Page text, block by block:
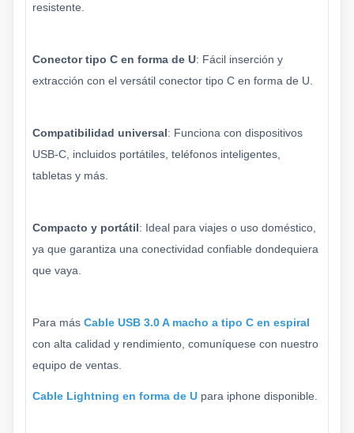
resistente.
Conector tipo C en forma de U: Fácil inserción y
extracción con el versátil conector tipo C en forma de U.
Compatibilidad universal: Funciona con dispositivos
USB-C, incluidos portátiles, teléfonos inteligentes,
tabletas y más.
Compacto y portátil: Ideal para viajes o uso doméstico,
ya que garantiza una conectividad confiable dondequiera
que vaya.
Para más Cable USB 3.0 A macho a tipo C en espiral
con alta calidad y rendimiento, comuníquese con nuestro
equipo de ventas.
Cable Lightning en forma de U para iphone disponible.